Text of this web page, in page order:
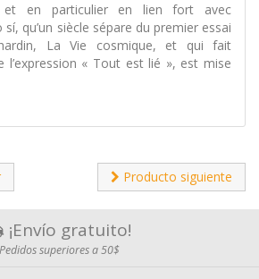
et en particulier en lien fort avec
sí, qu’un siècle sépare du premier essai
La Vie cosmique, et qui fait
l’expression « Tout est lié », est mise
Producto siguiente
¡Envío gratuito!
Pedidos superiores a 50$